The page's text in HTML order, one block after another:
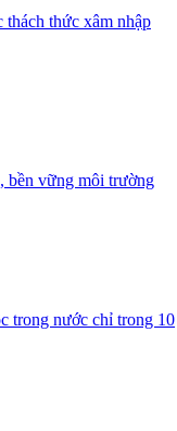
thức xâm nhập
bền vững môi trường
trong nước chỉ trong 10